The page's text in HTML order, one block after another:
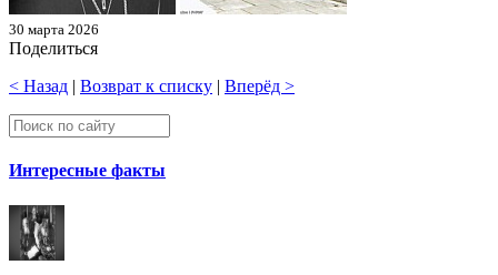
30 марта 2026
Поделиться
< Назад | Возврат к списку | Вперёд >
Интересные факты